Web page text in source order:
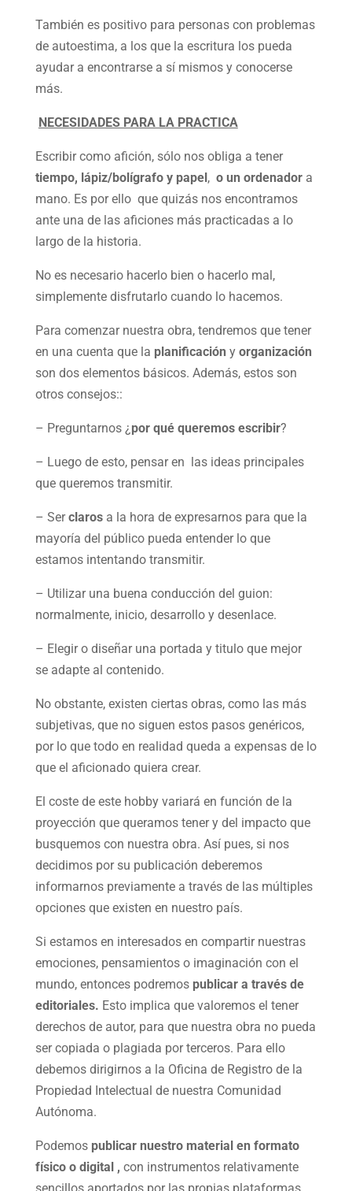
También es positivo para personas con problemas
de autoestima, a los que la escritura los pueda
ayudar a encontrarse a sí mismos y conocerse
más.
NECESIDADES PARA LA PRACTICA
Escribir como afición, sólo nos obliga a tener
tiempo, lápiz/bolígrafo y papel , o un ordenadora
mano. Es por ello que quizás nos encontramos
ante una de las aficiones más practicadas a lo
largo de la historia.
No es necesario hacerlo bien o hacerlo mal,
simplemente disfrutarlo cuando lo hacemos.
Para comenzar nuestra obra, tendremos que tener
en una cuenta que la planificación y organización
son dos elementos básicos. Además, estos son
otros consejos::
– Preguntarnos ¿ por qué queremos escribir?
– Luego de esto, pensar en las ideas principales
que queremos transmitir.
– Serclarosa la hora de expresarnos para que la
mayoría del público pueda entender lo que
estamos intentando transmitir.
– Utilizar una buena conducción del guion:
normalmente, inicio, desarrollo y desenlace.
– Elegir o diseñar una portada y titulo que mejor
se adapte al contenido.
No obstante, existen ciertas obras, como las más
subjetivas, que no siguen estos pasos genéricos,
por lo que todo en realidad queda a expensas de lo
que el aficionado quiera crear.
El coste de este hobby variará en función de la
proyección que queramos tener y del impacto que
busquemos con nuestra obra. Así pues, si nos
decidimos por su publicación deberemos
informarnos previamente a través de las múltiples
opciones que existen en nuestro país.
Si estamos en interesados en compartir nuestras
emociones, pensamientos o imaginación con el
mundo, entonces podremos publicar a través de
editoriales. Esto implica que valoremos el tener
derechos de autor, para que nuestra obra no pueda
ser copiada o plagiada por terceros. Para ello
debemos dirigirnos a la Oficina de Registro de la
Propiedad Intelectual de nuestra Comunidad
Autónoma.
Podemos publicar nuestro material en formato
físico o digital , con instrumentos relativamente